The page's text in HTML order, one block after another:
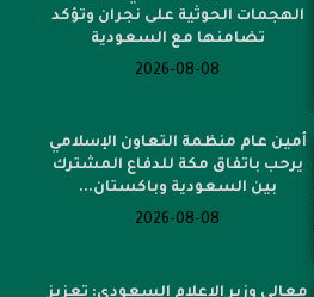
الهجمات الحوثية على نجران وتؤكد
تضامنها مع السعودية
2026-08-08
أمين عام منظمة التعاون الإسلامي
يرحب باتفاق مكة للدفاع المشترك
بين السعودية وباكستان...
2026-08-08
معالي وزير الإعلام السعودي: تعزيز